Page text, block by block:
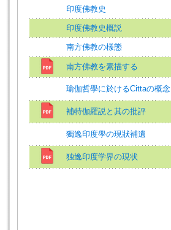
印度佛教史
印度佛教史概説
南方佛教の樣態
南方佛教を素描する
瑜伽哲學に於けるCittaの概念
補特伽羅説と其の批評
獨逸印度學の現狀補遺
独逸印度学界の現状